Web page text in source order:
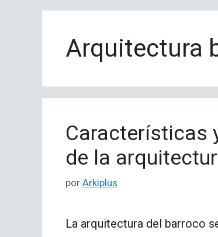
Arquitectura
Características
de la
por Arkiplus
La arquitectura del barroco